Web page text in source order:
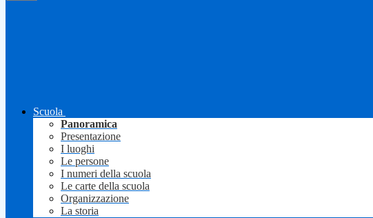
Scuola
Panoramica
Presentazione
I luoghi
Le persone
I numeri della scuola
Le carte della scuola
Organizzazione
La storia